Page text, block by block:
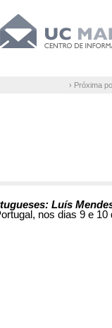
› Próxima
Luís
nos dias 9 e 10